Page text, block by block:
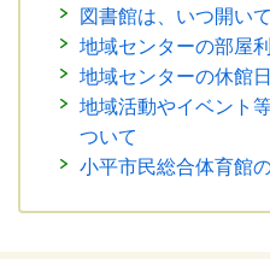
図書館は、いつ開い
地域センターの部屋
地域センターの休館
地域活動やイベント
ついて
小平市民総合体育館